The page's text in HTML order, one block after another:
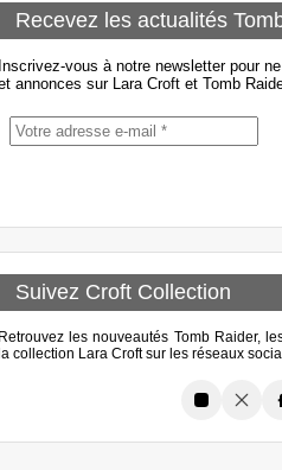
Recevez les actualités
Inscrivez-vous à notre newsletter pour
annonces sur Lara Croft et Tomb
Suivez Croft Collection
Retrouvez les nouveautés Tomb Raider,
la collection Lara Croft sur les réseaux